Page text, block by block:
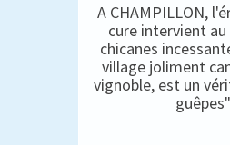
A CHAMPILLON,
cure intervient
chicanes
village joliment
vignoble, est un